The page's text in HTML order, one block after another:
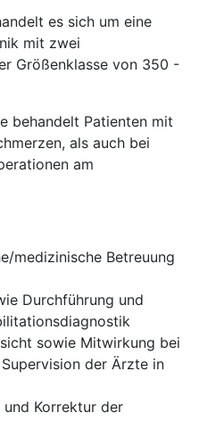
es sich um eine
mit zwei
Größenklasse von 350 -
behandelt Patienten mit
als auch bei
am
medizinische Betreuung
Durchführung und
sowie Mitwirkung bei
der Ärzte in
Korrektur der